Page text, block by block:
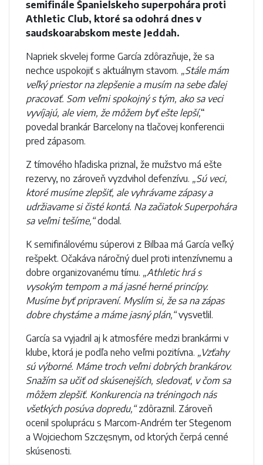
semifinále Španielskeho superpohára proti
Athletic Club, ktoré sa odohrá dnes v
saudskoarabskom meste Jeddah.
Napriek skvelej forme García zdôrazňuje, že sa
nechce uspokojiť s aktuálnym stavom. „Stále mám
veľký priestor na zlepšenie a musím na sebe ďalej
pracovať. Som veľmi spokojný s tým, ako sa veci
vyvíjajú, ale viem, že môžem byť ešte lepší,“
povedal brankár Barcelony na tlačovej konferencii
pred zápasom.
Z tímového hľadiska priznal, že mužstvo má ešte
rezervy, no zároveň vyzdvihol defenzívu. „Sú veci,
ktoré musíme zlepšiť, ale vyhrávame zápasy a
udržiavame si čisté kontá. Na začiatok Superpohára
sa veľmi tešíme,“dodal.
K semifinálovému súperovi z Bilbaa má García veľký
rešpekt. Očakáva náročný duel proti intenzívnemu a
dobre organizovanému tímu. „Athletic hrá s
vysokým tempom a má jasné herné princípy.
Musíme byť pripravení. Myslím si, že sa na zápas
dobre chystáme a máme jasný plán,“vysvetlil.
García sa vyjadril aj k atmosfére medzi brankármi v
klube, ktorá je podľa neho veľmi pozitívna. „Vzťahy
sú výborné. Máme troch veľmi dobrých brankárov.
Snažím sa učiť od skúsenejších, sledovať, v čom sa
môžem zlepšiť. Konkurencia na tréningoch nás
všetkých posúva dopredu,“zdôraznil. Zároveň
ocenil spoluprácu s Marcom-Andrém ter Stegenom
a Wojciechom Szczęsnym, od ktorých čerpá cenné
skúsenosti.